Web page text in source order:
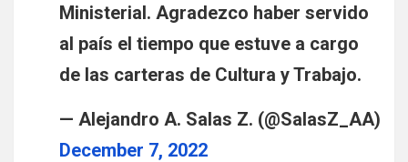
Ministerial. Agradezco haber servido
al país el tiempo que estuve a cargo
de las carteras de Cultura y Trabajo.
— Alejandro A. Salas Z. (@SalasZ_AA)
December 7, 2022